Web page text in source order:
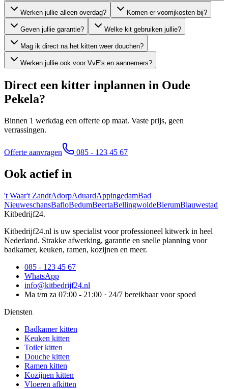
Werken jullie alleen overdag? Komen er voorrijkosten bij?
Geven jullie garantie? Welke kit gebruiken jullie?
Mag ik direct na het kitten weer douchen?
Werken jullie ook voor VvE's en aannemers?
Direct een kitter inplannen in Oude
Pekela?
Binnen 1 werkdag een offerte op maat. Vaste prijs, geen
verrassingen.
Offerte aanvragen 085 - 123 45 67
Ook actief in
't Waar't ZandtAdorpAduardAppingedamBad
NieuweschansBafloBedumBeertaBellingwoldeBierumBlauwestad
Kitbedrijf24.
Kitbedrijf24.nl is uw specialist voor professioneel kitwerk in heel
Nederland. Strakke afwerking, garantie en snelle planning voor
badkamer, keuken, ramen, kozijnen en meer.
085 - 123 45 67
WhatsApp
info@kitbedrijf24.nl
Ma t/m za 07:00 - 21:00 · 24/7 bereikbaar voor spoed
Diensten
Badkamer kitten
Keuken kitten
Toilet kitten
Douche kitten
Ramen kitten
Kozijnen kitten
Vloeren afkitten